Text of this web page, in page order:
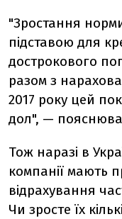
"Зростання
підставою для
дострокового
разом з
2017 року цей
дол", —
Тож наразі в
компанії мають
відрахування
Чи зросте їх